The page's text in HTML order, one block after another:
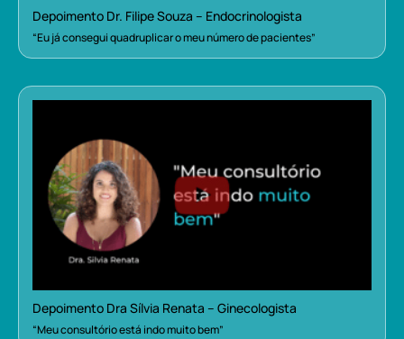
Depoimento Dr. Filipe Souza – Endocrinologista
“Eu já consegui quadruplicar o meu número de pacientes”
Depoimento Dra Sílvia Renata – Ginecologista
“Meu consultório está indo muito bem”